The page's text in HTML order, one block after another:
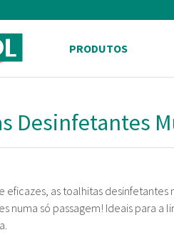
PRODUTOS
Desinfetantes
eficazes, as toalhitas desinfetantes
numa só passagem! Ideais para a